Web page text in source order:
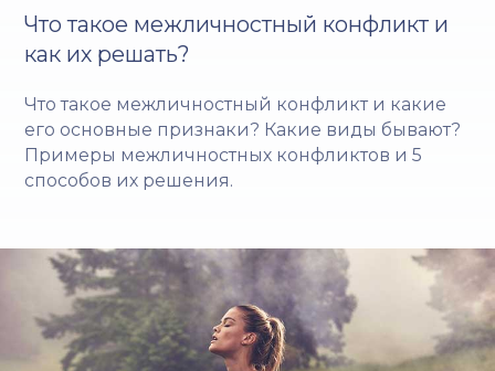
Что такое межличностный конфликт и
как их решать?
Что такое межличностный конфликт и какие
его основные признаки? Какие виды бывают?
Примеры межличностных конфликтов и 5
способов их решения.